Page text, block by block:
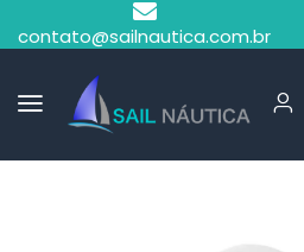
contato@sailnautica.com.br